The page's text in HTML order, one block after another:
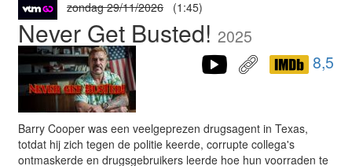
zondag 29/11/2026 (1:45)
Never Get Busted! 2025
8,5
Barry Cooper was een veelgeprezen drugsagent in Texas,
totdat hij zich tegen de politie keerde, corrupte collega's
ontmaskerde en drugsgebruikers leerde hoe hun voorraden te